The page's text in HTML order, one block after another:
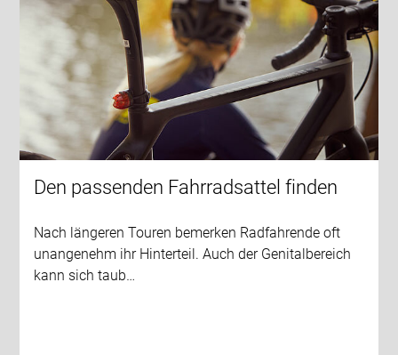
Den passenden Fahrradsattel finden
Nach längeren Touren bemerken Radfahrende oft
unangenehm ihr Hinterteil. Auch der Genitalbereich
kann sich taub…